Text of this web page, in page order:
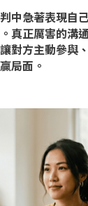
中急著表現自
真正厲害的溝
對方主動參與
局面。